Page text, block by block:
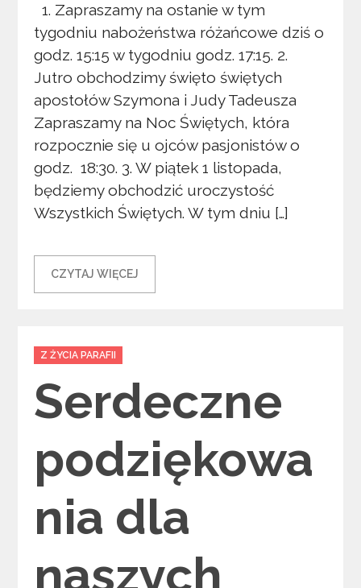
1. Zapraszamy na ostanie w tym
tygodniu nabożeństwa różańcowe dziś o
godz. 15:15 w tygodniu godz. 17:15. 2.
Jutro obchodzimy święto świętych
apostołów Szymona i Judy Tadeusza
Zapraszamy na Noc Świętych, która
rozpocznie się u ojców pasjonistów o
godz. 18:30. 3. W piątek 1 listopada,
będziemy obchodzić uroczystość
Wszystkich Świętych. W tym dniu […]
CZYTAJ WIĘCEJ
Categories
Z ŻYCIA PARAFII
Serdeczne
podziękowa
nia dla
naszych